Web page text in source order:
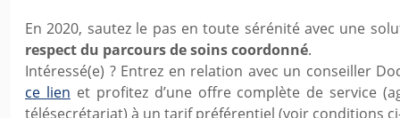
En 2020, sautez le pas en toute sérénité avec une
respect du parcours de soins coordonné.
Intéressé(e) ? Entrez en relation avec un conseiller
ce lien et profitez d’une offre complète de service
télésecrétariat) à un tarif préférentiel (voir conditions